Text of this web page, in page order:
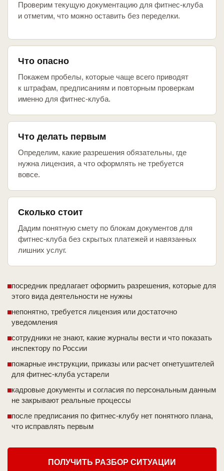
Проверим текущую документацию для фитнес-клуба
и отметим, что можно оставить без переделки.
Что опасно
Покажем пробелы, которые чаще всего приводят
к штрафам, предписаниям и повторным проверкам
именно для фитнес-клуба.
Что делать первым
Определим, какие разрешения обязательны, где
нужна лицензия, а что оформлять не требуется
вовсе.
Сколько стоит
Дадим понятную смету по блокам документов для
фитнес-клуба без скрытых платежей и навязанных
лишних услуг.
посредник предлагает оформить разрешения, которые для
этого вида деятельности не нужны
непонятно, требуется лицензия или достаточно
уведомления
сотрудники не знают, какие журналы вести и что показать
инспектору по России
пожарные инструкции, приказы или расчет огнетушителей
для фитнес-клуба устарели
кадровые документы и согласия по персональным данным
не закрывают реальные процессы
после предписания по фитнес-клубу нет понятного плана,
что исправлять первым
ПОЛУЧИТЬ РАЗБОР СИТУАЦИИ